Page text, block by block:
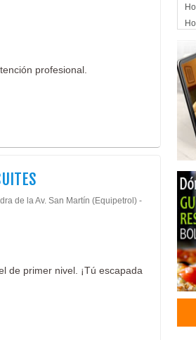
profesional.
de la Av. San Martín (Equipetrol) -
de primer nivel. ¡Tú escapada